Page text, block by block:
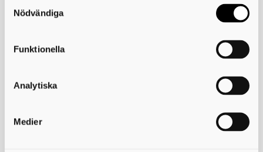
användning av kakor som du hittar längst ner på sidan
Nödvändiga
Funktionella
Analytiska
Medier